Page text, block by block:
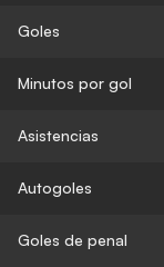
Goles
Minutos por gol
Asistencias
Autogoles
Goles de penal